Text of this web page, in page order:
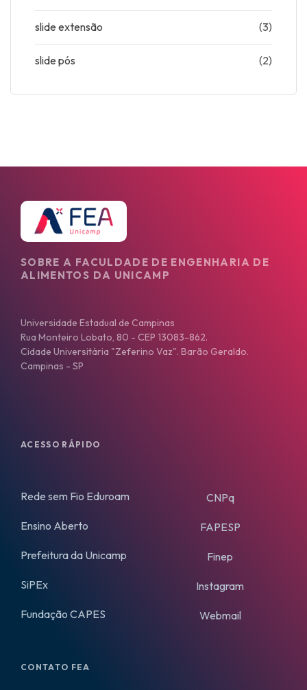
slide extensão (3)
slide pós (2)
SOBRE A FACULDADE DE ENGENHARIA DE
ALIMENTOS DA UNICAMP
Universidade Estadual de Campinas
Rua Monteiro Lobato, 80 - CEP 13083-862.
Cidade Universitária "Zeferino Vaz". Barão Geraldo.
Campinas - SP
ACESSO RÁPIDO
Rede sem Fio Eduroam
Ensino Aberto
Prefeitura da Unicamp
SiPEx
Fundação CAPES
CNPq
FAPESP
Finep
Instagram
Webmail
CONTATO FEA